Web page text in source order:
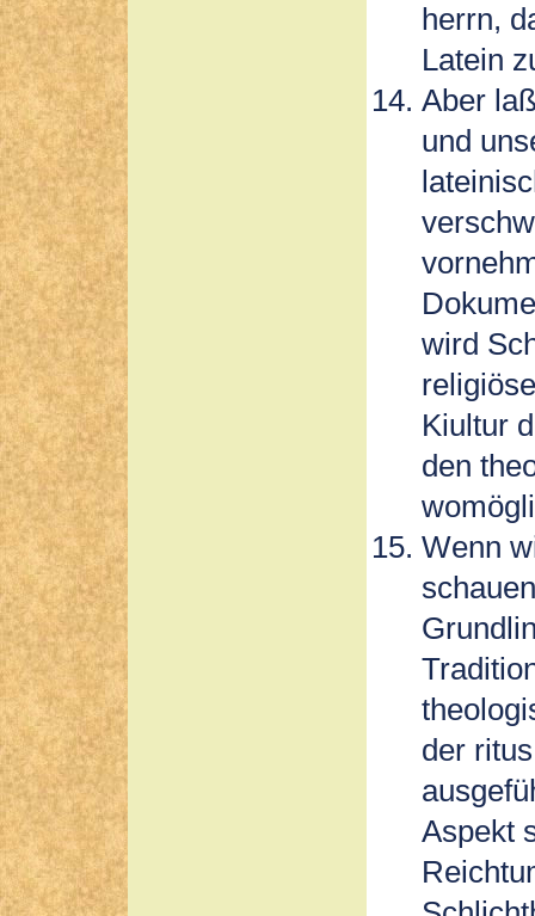
herrn,
Latein
Aber
und
wird
Kiultur
den
Wenn
der
Aspekt